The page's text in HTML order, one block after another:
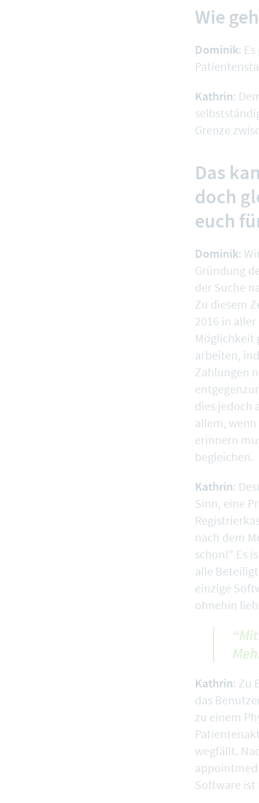
Wie
Dominik:
Kathrin:
Grenze
Das
doch
euch
Dominik:
Gründung
der Suche
Zu diesem
2016 in
Möglichkeit
arbeiten,
Zahlungen
dies jedoch
allem,
erinnern
begleichen.
Kathrin:
Sinn, eine
nach dem
schon!” Es
alle
einzige
ohnehin
Kathrin: Zu
das
zu einem
wegfällt.
Software